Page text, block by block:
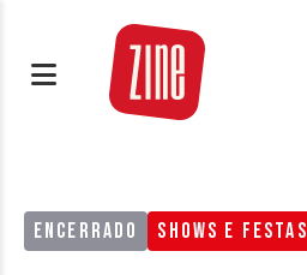
ENCERRADO SHOWS E FESTAS